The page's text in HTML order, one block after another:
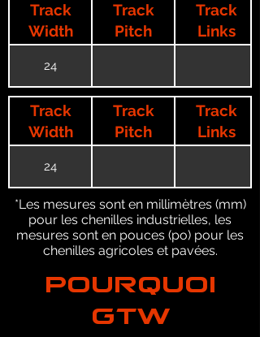
Track
Width
Track
Pitch
Track
Links
24
Track
Width
Track
Pitch
Track
Links
24
*Les mesures sont en millimètres (mm)
pour les chenilles industrielles, les
mesures sont en pouces (po) pour les
chenilles agricoles et pavées.
POURQUOI
GTW